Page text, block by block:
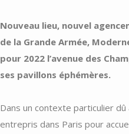
Nouveau lieu, nouvel
de la Grande Armée,
pour 2022 l’avenue des
ses pavillons éphémères.
Dans un contexte particulier dû
entrepris dans Paris pour